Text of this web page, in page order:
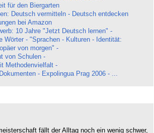
für den Biergarten
Deutsch vermitteln - Deutsch entdecken
bei Amazon
10 Jahre "Jetzt Deutsch lernen" -
Wörter - "Sprachen - Kulturen - Identität:
von morgen" -
von Schulen -
Methodenvielfalt -
- Expolingua Prag 2006 - ...
fällt der Alltag noch ein wenig schwer,